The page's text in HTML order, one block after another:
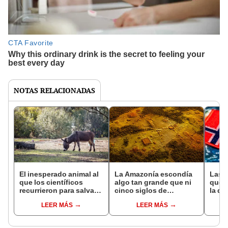
NOTAS RELACIONADAS
El inesperado animal al
que los científicos
recurrieron para salvar
reintroducción de un
asno salvaje está
LEER MÁS
La Amazonía escondía
algo tan grande que ni
cinco siglos de
encontrarlo: el hallazgo
podría cambiar todo lo
LEER MÁS
Las
que
la de